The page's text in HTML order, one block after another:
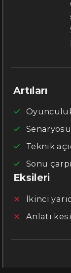
Artıları
Teknik
Sonu
Eksileri
İkinci
Anlatı